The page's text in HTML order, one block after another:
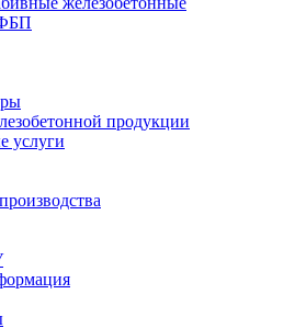
продукции
услуги